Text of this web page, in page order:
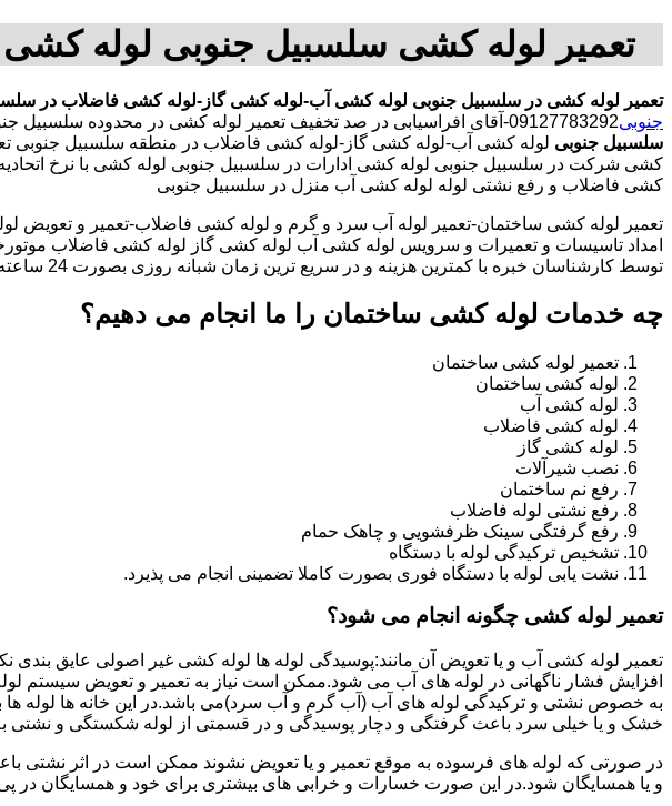
تعمیر لوله کشی سلسبیل جنوبی لوله
تعمیر لوله کشی در سلسبیل جنوبی لوله کشی آب-لوله کشی گاز-لوله کشی فاضلاب در
جنوبی09127783292-آقای افراسیابی در صد تخفیف تعمیر لوله کشی در محدوده سلسبیل جنوبی
سلسبیل جنوبی لوله کشی آب-لوله کشی گاز-لوله کشی فاضلاب در منطقه سلسبیل جنوبی
کشی شرکت در سلسبیل جنوبی لوله کشی ادارات در سلسبیل جنوبی لوله کشی با نرخ
کشی فاضلاب و رفع نشتی لوله لوله کشی آب منزل در سلسبیل جنوبی
تعمیر لوله کشی ساختمان-تعمیر لوله آب سرد و گرم و لوله کشی فاضلاب-تعمیر و تعویض
امداد تاسیسات و تعمیرات و سرویس لوله کشی آب لوله کشی گاز لوله کشی فاضلاب
توسط کارشناسان خبره با کمترین هزینه و در سریع ترین زمان شبانه روزی بصورت 24 ساعته
چه خدمات لوله کشی ساختمان را ما انجام می دهیم؟
تعمیر لوله کشی ساختمان
لوله کشی ساختمان
لوله کشی آب
لوله کشی فاضلاب
لوله کشی گاز
نصب شیرآلات
رفع نم ساختمان
رفع نشتی لوله فاضلاب
رفع گرفتگی سینک ظرفشویی و چاهک حمام
تشخیص ترکیدگی لوله با دستگاه
نشت یابی لوله با دستگاه فوری بصورت کاملا تضمینی انجام می پذیرد.
تعمیر لوله کشی چگونه انجام می شود؟
تعمیر لوله کشی آب و یا تعویض آن مانند:پوسیدگی لوله ها لوله کشی غیر اصولی عایق بندی
افزایش فشار ناگهانی در لوله های آب می شود.ممکن است نیاز به تعمیر و تعویض سیستم
به خصوص نشتی و ترکیدگی لوله های آب (آب گرم و آب سرد)می باشد.در این خانه ها لوله
خشک و یا خیلی سرد باعث گرفتگی و دچار پوسیدگی و در قسمتی از لوله شکستگی و نشتی
در صورتی که لوله های فرسوده به موقع تعمیر و یا تعویض نشوند ممکن است در اثر نشتی
و یا همسایگان شود.در این صورت خسارات و خرابی های بیشتری برای خود و همسایگان در